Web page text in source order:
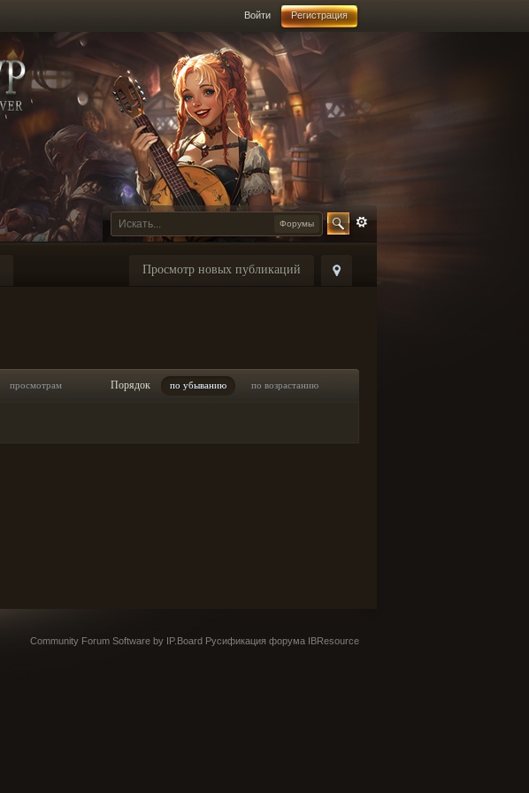
Войти Регистрация
Форумы
Просмотр новых публикаций
просмотрам Порядок по убыванию по возрастанию
Community Forum Software by IP.Board Русификация форума IBResource